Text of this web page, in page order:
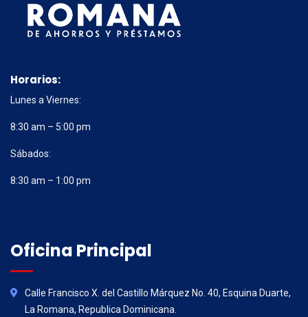
Horarios:
Lunes a Viernes:
8:30 am – 5:00 pm
Sábados:
8:30 am – 1:00 pm
Oficina Principal
Calle Francisco X. del Castillo Márquez No. 40, Esquina Duarte,
La Romana, Republica Dominicana.